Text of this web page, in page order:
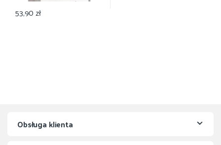
53,90zł
Obsługa klienta